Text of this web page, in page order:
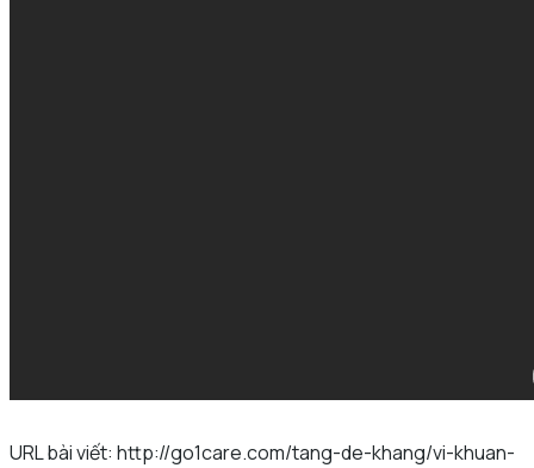
URL bài viết: http://go1care.com/tang-de-khang/vi-khuan-